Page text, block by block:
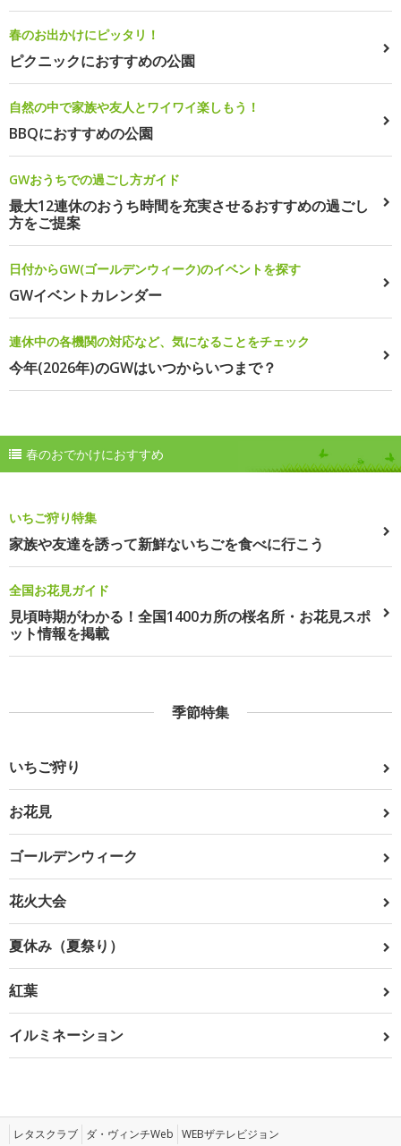
春のお出かけにピッタリ！
ピクニックにおすすめの公園
自然の中で家族や友人とワイワイ楽しもう！
BBQにおすすめの公園
GWおうちでの過ごし方ガイド
最大12連休のおうち時間を充実させるおすすめの過ごし
方をご提案
日付からGW(ゴールデンウィーク)のイベントを探す
GWイベントカレンダー
連休中の各機関の対応など、気になることをチェック
今年(2026年)のGWはいつからいつまで？
春のおでかけにおすすめ
いちご狩り特集
家族や友達を誘って新鮮ないちごを食べに行こう
全国お花見ガイド
見頃時期がわかる！全国1400カ所の桜名所・お花見スポ
ット情報を掲載
季節特集
いちご狩り
お花見
ゴールデンウィーク
花火大会
夏休み（夏祭り）
紅葉
イルミネーション
レタスクラブ ダ・ヴィンチWeb WEBザテレビジョン